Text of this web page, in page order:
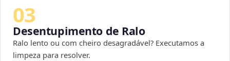
03
Desentupimento de Ralo
Ralo lento ou com cheiro desagradável? Executamos a
limpeza para resolver.